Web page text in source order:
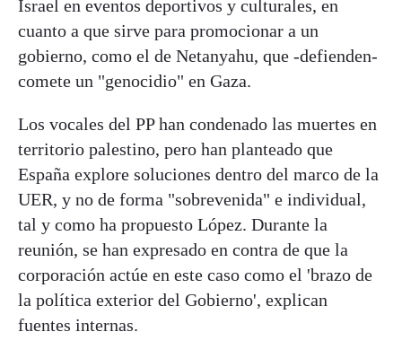
Israel en eventos deportivos y culturales, en
cuanto a que sirve para promocionar a un
gobierno, como el de Netanyahu, que -defienden-
comete un "genocidio" en Gaza.
Los vocales del PP han condenado las muertes en
territorio palestino, pero han planteado que
España explore soluciones dentro del marco de la
UER, y no de forma "sobrevenida" e individual,
tal y como ha propuesto López. Durante la
reunión, se han expresado en contra de que la
corporación actúe en este caso como el 'brazo de
la política exterior del Gobierno', explican
fuentes internas.